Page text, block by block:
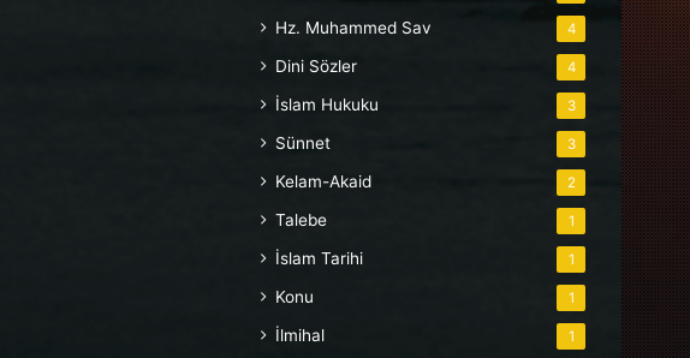
Hz. Muhammed Sav 4
Dini Sözler 4
İslam Hukuku 3
Sünnet 3
Kelam-Akaid 2
Talebe 1
İslam Tarihi 1
Konu 1
İlmihal 1